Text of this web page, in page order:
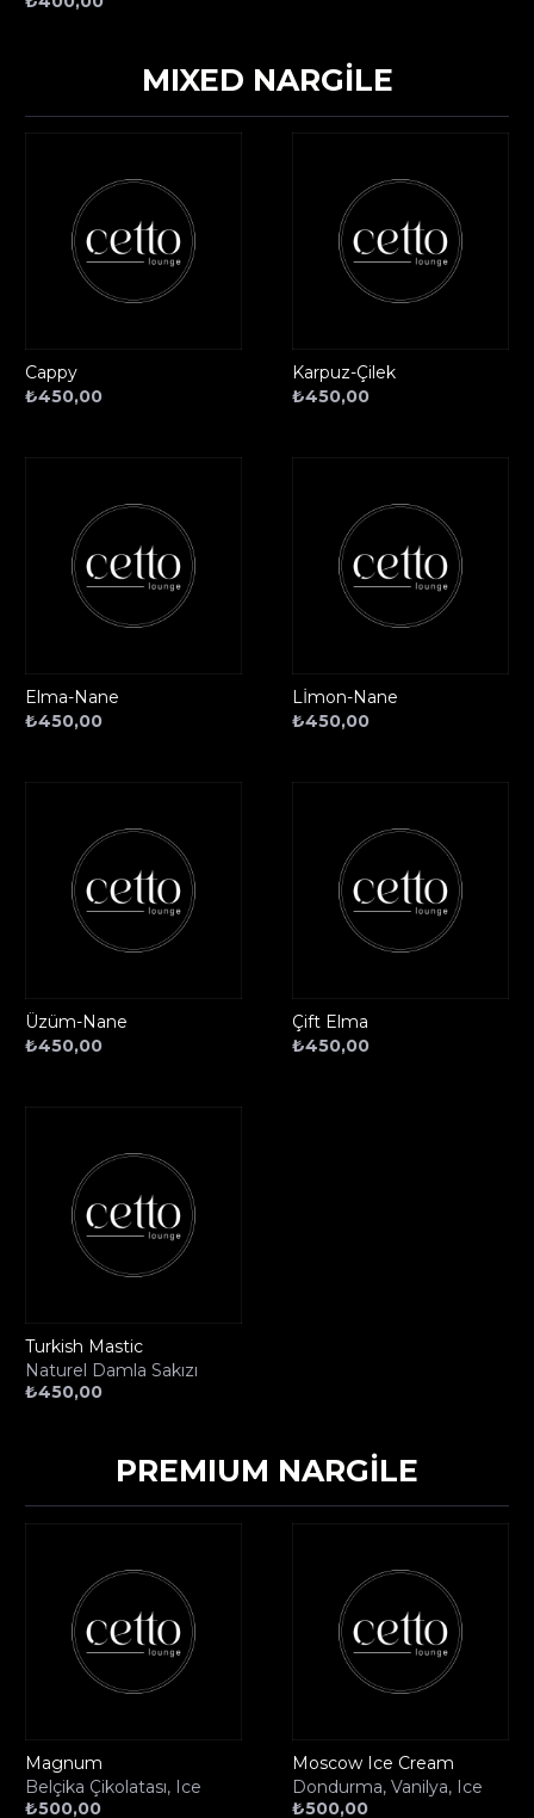
MIXED NARGİLE
Cappy
₺450,00
Karpuz-Çilek
₺450,00
Elma-Nane
₺450,00
Lİmon-Nane
₺450,00
Üzüm-Nane
₺450,00
Çift Elma
₺450,00
Turkish Mastic
Naturel Damla Sakızı
₺450,00
PREMIUM NARGİLE
Magnum
Belçika Çikolatası, Ice
₺500,00
Moscow Ice Cream
Dondurma, Vanilya, Ice
₺500,00